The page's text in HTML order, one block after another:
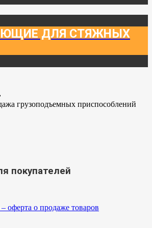
ДЛЯ СТЯЖНЫХ
грузоподъемных приспособлений
покупателей
оферта о продаже товаров